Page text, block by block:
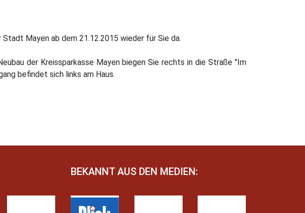
Mayen ab dem 21.12.2015 wieder für Sie da.
der Kreissparkasse Mayen biegen Sie rechts in die Straße "Im
befindet sich links am Haus.
BEKANNT AUS DEN MEDIEN: